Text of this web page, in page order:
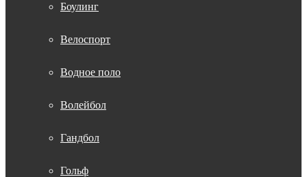
Боулинг
Велоспорт
Водное поло
Волейбол
Гандбол
Гольф